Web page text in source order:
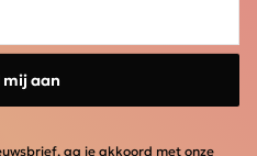
mij aan
ga je akkoord met onze